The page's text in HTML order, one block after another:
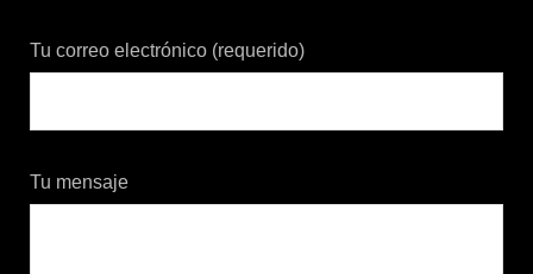
Tu correo electrónico (requerido)
Tu mensaje